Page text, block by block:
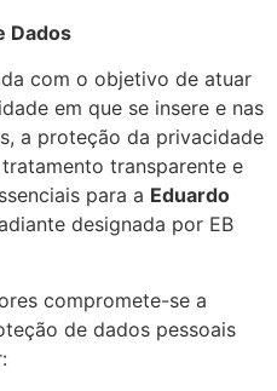
Dados
com o objetivo de atuar
em que se insere e nas
a proteção da privacidade
transparente e
para a Eduardo
designada por EB
compromete-se a
de dados pessoais